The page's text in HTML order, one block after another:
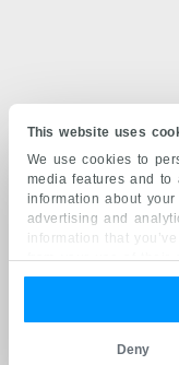
This website uses
We use cookies to
media features and to
information about
advertising and
information that
from your use of their
Deny